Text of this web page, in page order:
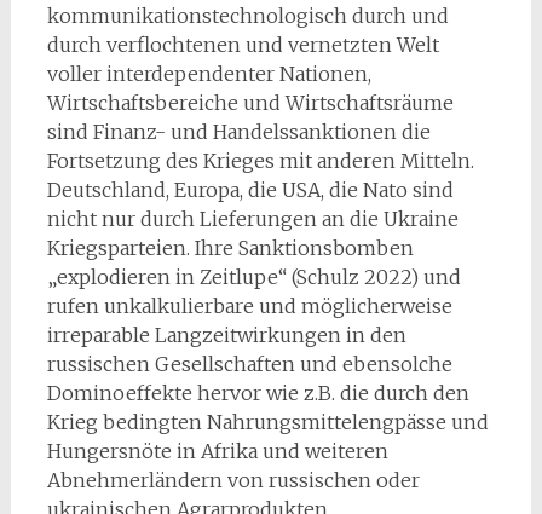
kommunikationstechnologisch durch und
durch verflochtenen und vernetzten Welt
voller interdependenter Nationen,
Wirtschaftsbereiche und Wirtschaftsräume
sind Finanz- und Handelssanktionen die
Fortsetzung des Krieges mit anderen Mitteln.
Deutschland, Europa, die USA, die Nato sind
nicht nur durch Lieferungen an die Ukraine
Kriegsparteien. Ihre Sanktionsbomben
„explodieren in Zeitlupe“ (Schulz 2022) und
rufen unkalkulierbare und möglicherweise
irreparable Langzeitwirkungen in den
russischen Gesellschaften und ebensolche
Dominoeffekte hervor wie z.B. die durch den
Krieg bedingten Nahrungsmittelengpässe und
Hungersnöte in Afrika und weiteren
Abnehmerländern von russischen oder
ukrainischen Agrarprodukten.